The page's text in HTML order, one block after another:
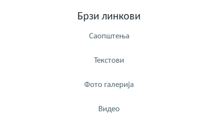
Брзи линкови
Саопштења
Текстови
Фото галерија
Видео